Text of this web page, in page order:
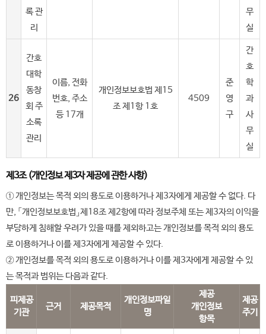
록 관
리
무
실
26
간호
대학
동창
회 주
소록
관리
이름, 전화
번호, 주소
등 17개
개인정보보호법 제15
조 제1항 1호
4509
준
영
구
간
호
학
과
사
무
실
제3조 (개인정보 제3자 제공에 관한 사항)
① 개인정보는 목적 외의 용도로 이용하거나 제3자에게 제공할 수 없다. 다
만, 「개인정보보호법」제18조 제2항에 따라 정보주체 또는 제3자의 이익을
부당하게 침해할 우려가 있을 때를 제외하고는 개인정보를 목적 외의 용도
로 이용하거나 이를 제3자에게 제공할 수 있다.
② 개인정보를 목적 외의 용도로 이용하거나 이를 제3자에게 제공할 수 있
는 목적과 범위는 다음과 같다.
피제공
기관
근거 제공목적
개인정보파일
명
제공
개인정보
항목
제공
주기